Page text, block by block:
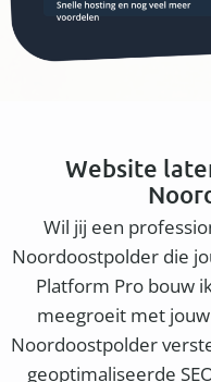
Website
Wil jij een
Noordoostpolder die
Platform Pro bouw
meegroeit met
Noordoostpolder
geoptimaliseerde